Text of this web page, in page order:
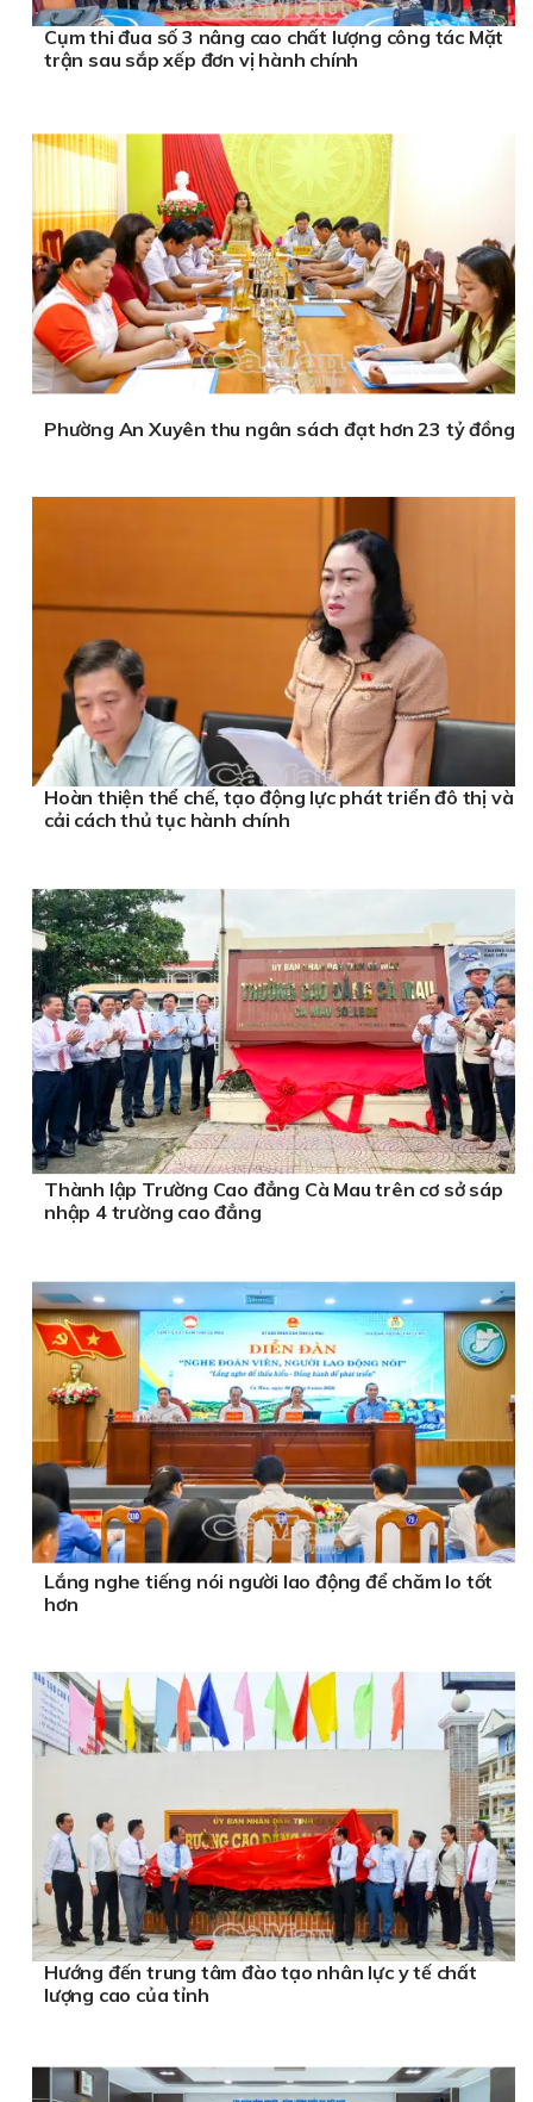
Cụm thi đua số 3 nâng cao chất lượng công tác Mặt
trận sau sắp xếp đơn vị hành chính
Phường An Xuyên thu ngân sách đạt hơn 23 tỷ đồng
Hoàn thiện thể chế, tạo động lực phát triển đô thị và
cải cách thủ tục hành chính
Thành lập Trường Cao đẳng Cà Mau trên cơ sở sáp
nhập 4 trường cao đẳng
Lắng nghe tiếng nói người lao động để chăm lo tốt
hơn
Hướng đến trung tâm đào tạo nhân lực y tế chất
lượng cao của tỉnh